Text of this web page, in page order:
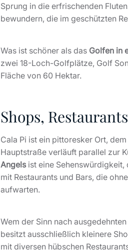
Sprung in die erfrischenden
bewundern, die im geschützten
Was ist schöner als das Golfen in
zwei 18-Loch-Golfplätze, Golf
Fläche von 60 Hektar.
Shops,
Cala Pi ist ein pittoresker Ort,
Hauptstraße verläuft parallel zur
Angelsist eine Sehenswürdigkeit,
mit Restaurants und Bars, die
aufwarten.
Wem der Sinn nach
besitzt ausschließlich kleinere
mit diversen hübschen